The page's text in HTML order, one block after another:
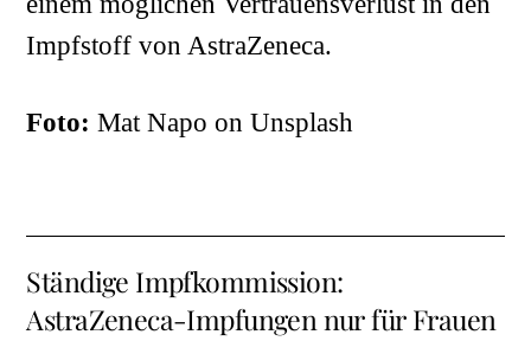
Impfstoff von AstraZeneca.
Foto: Mat Napo onUnsplash
Ständige Impfkommission:
AstraZeneca-Impfungen nur für Frauen